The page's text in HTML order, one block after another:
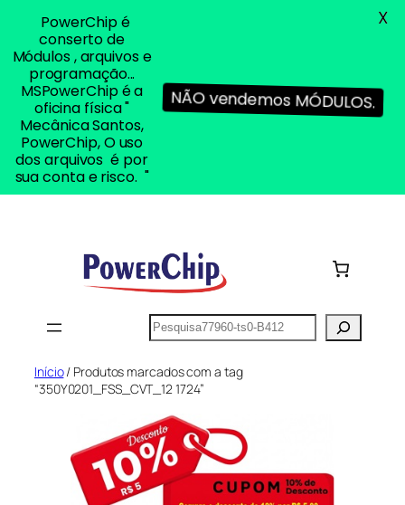
Pesquisar
Início/ Produtos marcados com a tag
“350Y0201_FSS_CVT_12 1724”
PowerChip é
conserto de
Módulos , arquivos e
programação...
MSPowerChip é a
oficina física "
Mecânica Santos,
PowerChip, O uso
dos arquivos é por
sua conta e risco. "
NÃO vendemos MÓDULOS.
X